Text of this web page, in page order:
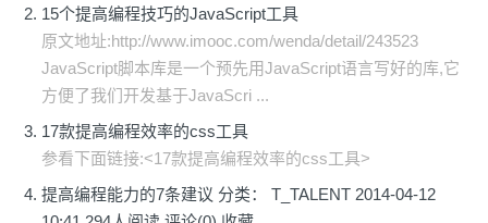
15个提高编程技巧的JavaScript工具
原文地址:http://www.imooc.com/wenda/detail/243523
JavaScript脚本库是一个预先用JavaScript语言写好的库,它
方便了我们开发基于JavaScri ...
17款提高编程效率的css工具
参看下面链接:<17款提高编程效率的css工具>
提高编程能力的7条建议 分类： T_TALENT 2014-04-12